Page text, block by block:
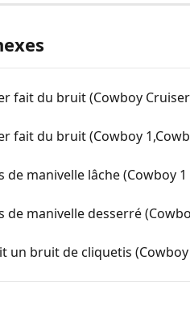
fait du bruit (Cowboy
fait du bruit (Cowboy
de manivelle lâche (Cowboy
de manivelle desserré
un bruit de cliquetis